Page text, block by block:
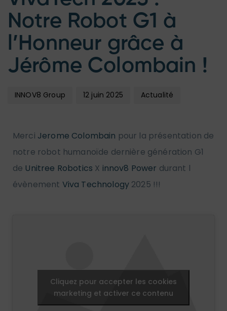
Notre Robot G1 à
l’Honneur grâce à
Jérôme Colombain !
INNOV8 Group 12 juin 2025 Actualité
Merci Jerome Colombain pour la présentation de
notre robot humanoïde dernière génération G1
de Unitree Robotics X innov8 Power durant l
évènement Viva Technology 2025 !!!
Cliquez pour accepter les cookies
marketing et activer ce contenu